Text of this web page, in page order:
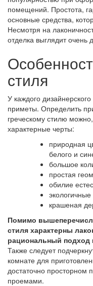
помещений. Простота,
основные средства,
Несмотря на
отделка выглядит очень
стиля
У каждого
приметы. Определить
греческому стилю
характерные черты:
природная
белого и
большое
простая
обилие
крашеная
Помимо
стиля характерны
рациональный подход
Также следует
комнате для
достаточно
проемами.